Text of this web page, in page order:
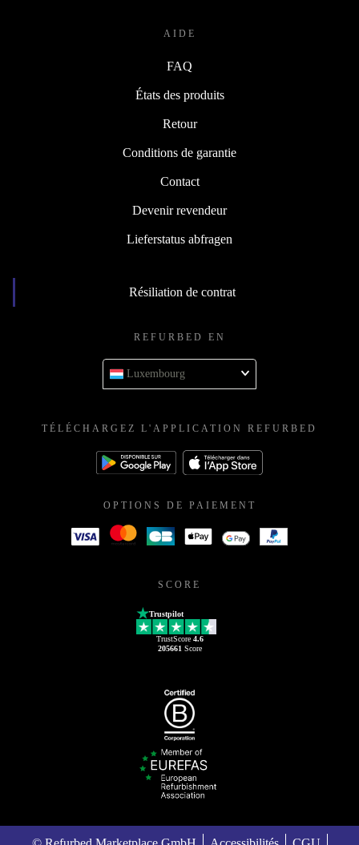
AIDE
FAQ
États des produits
Retour
Conditions de garantie
Contact
Devenir revendeur
Lieferstatus abfragen
Résiliation de contrat
REFURBED EN
Luxembourg
TÉLÉCHARGEZ L'APPLICATION REFURBED
OPTIONS DE PAIEMENT
SCORE
Trustpilot
TrustScore 4.6
205661 Score